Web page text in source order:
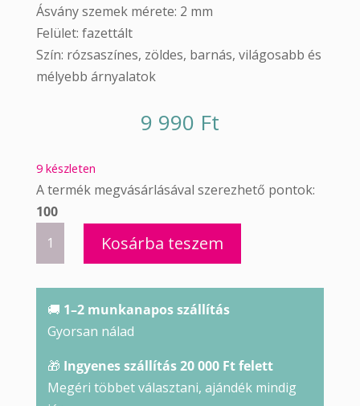
Ásvány szemek mérete: 2 mm
Felület: fazettált
Szín: rózsaszínes, zöldes, barnás, világosabb és
mélyebb árnyalatok
9 990 Ft
9 készleten
A termék megvásárlásával szerezhető pontok:
100
mennyiség
Kosárba teszem
🚚 1–2 munkanapos szállítás
Gyorsan nálad
🎁 Ingyenes szállítás 20 000 Ft felett
Megéri többet választani, ajándék mindig